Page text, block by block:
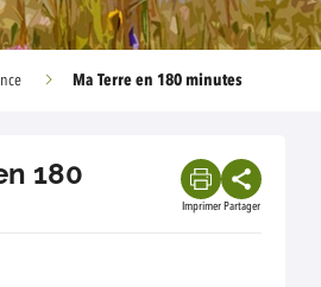
Ma Terre en 180 minutes
180
Imprimer Partager